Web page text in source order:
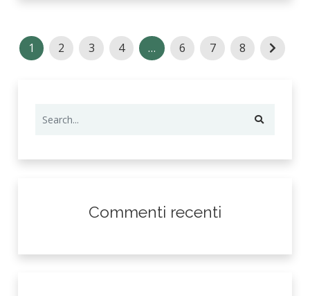
1 2 3 4 … 6 7 8
Commenti recenti